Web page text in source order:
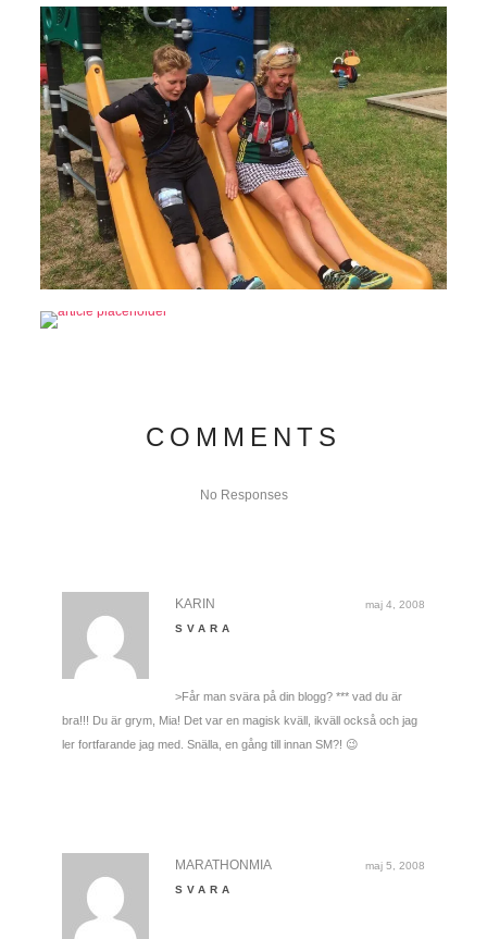
COMMENTS
No Responses
maj 4, 2008
KARIN
SVARA
>Får man svära på din blogg? *** vad du är
bra!!! Du är grym, Mia! Det var en magisk kväll, ikväll också och jag
ler fortfarande jag med. Snälla, en gång till innan SM?! 😉
maj 5, 2008
MARATHONMIA
SVARA